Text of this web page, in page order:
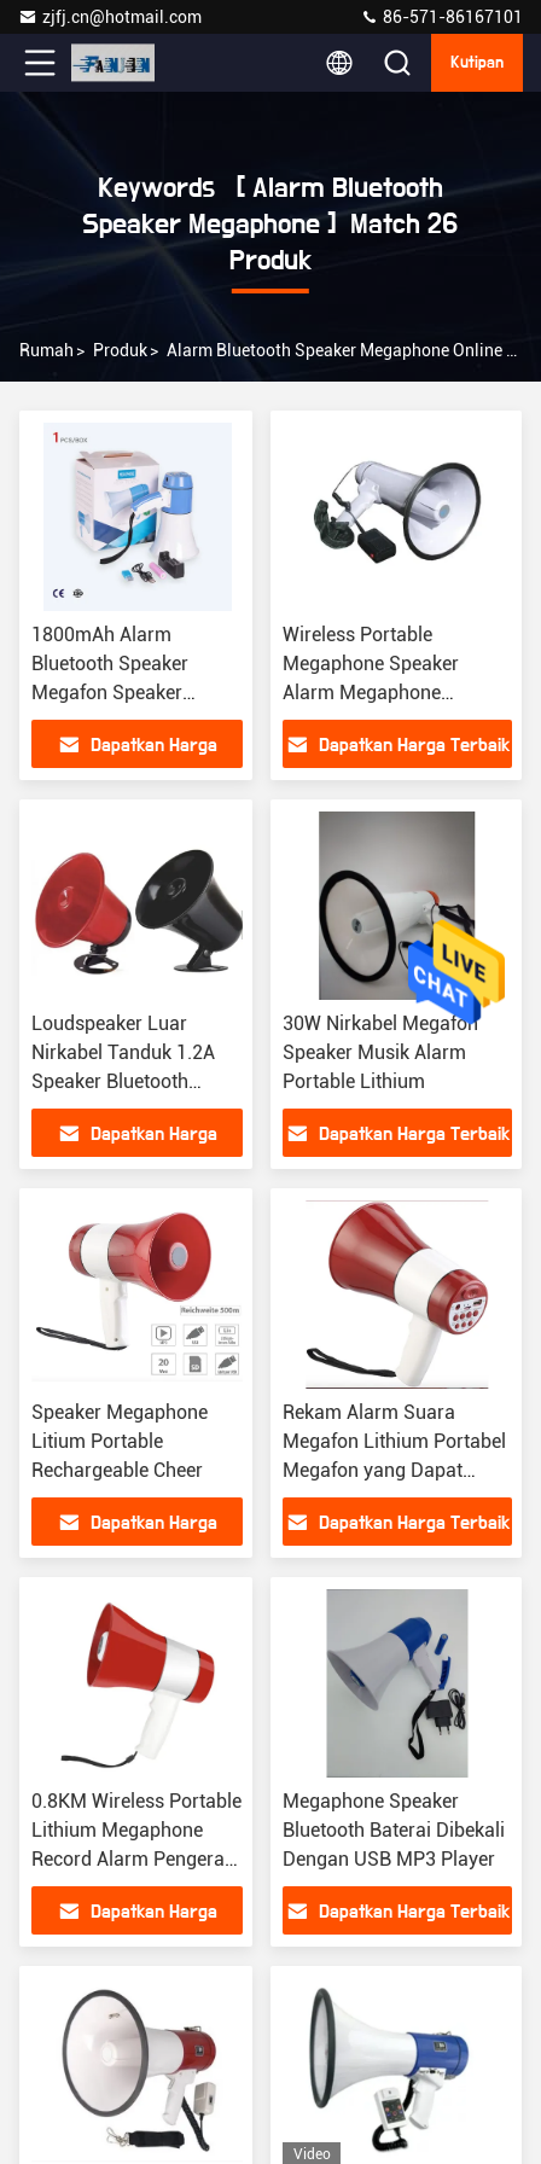
zjfj.cn@hotmail.com 86-571-86167101
Kutipan
Keywords [ Alarm Bluetooth
Speaker Megaphone ] Match 26
Produk
Rumah > Produk> Alarm Bluetooth Speaker Megaphone Online Manufacturer
1800mAh Alarm
Bluetooth Speaker
Megafon Speaker
Bluetooth Tahan Air
Dengan Mikrofon
Dapatkan Harga
Wireless Portable
Megaphone Speaker
Alarm Megaphone
Bluetooth Speaker Untuk
UmumDapatkan Harga Terbaik
Loudspeaker Luar
Nirkabel Tanduk 1.2A
Speaker Bluetooth
Megafon Ringan
Dapatkan Harga
30W Nirkabel Megafon
Speaker Musik Alarm
Portable Lithium
Dapatkan Harga Terbaik
Speaker Megaphone
Litium Portable
Rechargeable Cheer
Dapatkan Harga
Rekam Alarm Suara
Megafon Lithium Portabel
Megafon yang Dapat
Direkam 1500mAh
Dapatkan Harga Terbaik
0.8KM Wireless Portable
Lithium Megaphone
Record Alarm Pengeras
Suara Profesional
Dapatkan Harga
Megaphone Speaker
Bluetooth Baterai Dibekali
Dengan USB MP3 Player
Dapatkan Harga Terbaik
Video